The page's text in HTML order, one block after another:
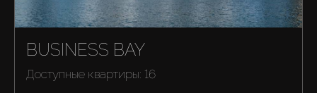
BUSINESS BAY
Доступные квартиры: 16